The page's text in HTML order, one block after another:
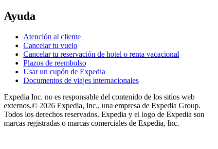
Ayuda
Atención al cliente
Cancelar tu vuelo
Cancelar tu reservación de hotel o renta vacacional
Plazos de reembolso
Usar un cupón de Expedia
Documentos de viajes internacionales
Expedia Inc. no es responsable del contenido de los sitios web
externos.© 2026 Expedia, Inc., una empresa de Expedia Group.
Todos los derechos reservados. Expedia y el logo de Expedia son
marcas registradas o marcas comerciales de Expedia, Inc.